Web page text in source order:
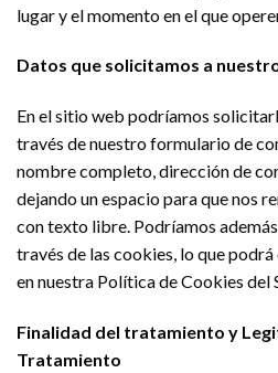
lugar y el momento en el que
Datos que solicitamos a
En el sitio web podríamos
través de nuestro formulario de
nombre completo, dirección de
dejando un espacio para que nos
con texto libre. Podríamos
través de las cookies, lo que
en nuestra Política de Cookies del
Finalidad del tratamiento y
Tratamiento